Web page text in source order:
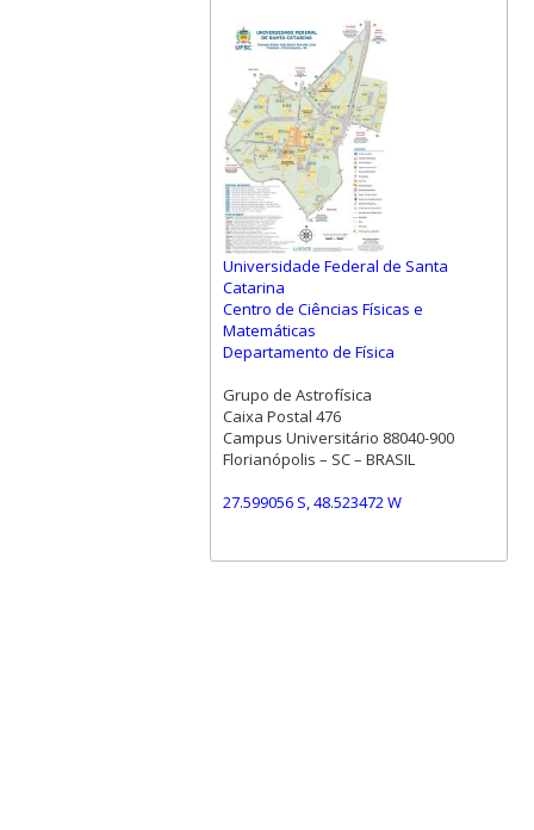
Universidade Federal de Santa
Catarina
Centro de Ciências Físicas e
Matemáticas
Departamento de Física
Grupo de Astrofísica
Caixa Postal 476
Campus Universitário 88040-900
Florianópolis – SC – BRASIL
27.599056 S, 48.523472 W